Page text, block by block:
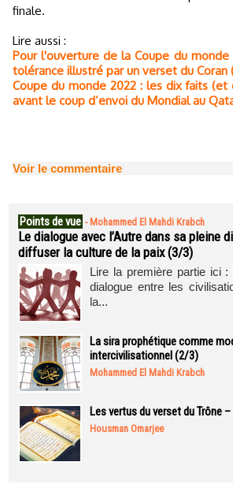
finale.
Lire aussi :
Pour l'ouverture de la Coupe du
tolérance illustré par un verset du Coran
Coupe du monde 2022 : les dix faits (et
avant le coup d’envoi du Mondial au
Voir le commentaire
Points de vue - Mohammed El Mahdi Krabch
Le dialogue avec l’Autre dans sa pleine
diffuser la culture de la paix (3/3)
Lire la première partie ici
dialogue entre les
la...
La sira prophétique comme
intercivilisationnel (2/3)
Mohammed El Mahdi Krabch
Les vertus du verset du Trône
Housman Omarjee